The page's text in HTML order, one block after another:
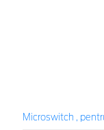
Microswitch ,